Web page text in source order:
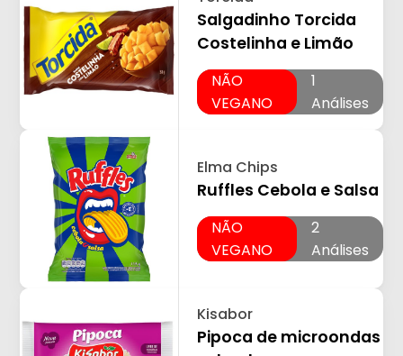
Salgadinho Torcida
Costelinha e Limão
NÃO
VEGANO
1
Análises
Elma Chips
Ruffles Cebola e Salsa
NÃO
VEGANO
2
Análises
Kisabor
Pipoca de microondas